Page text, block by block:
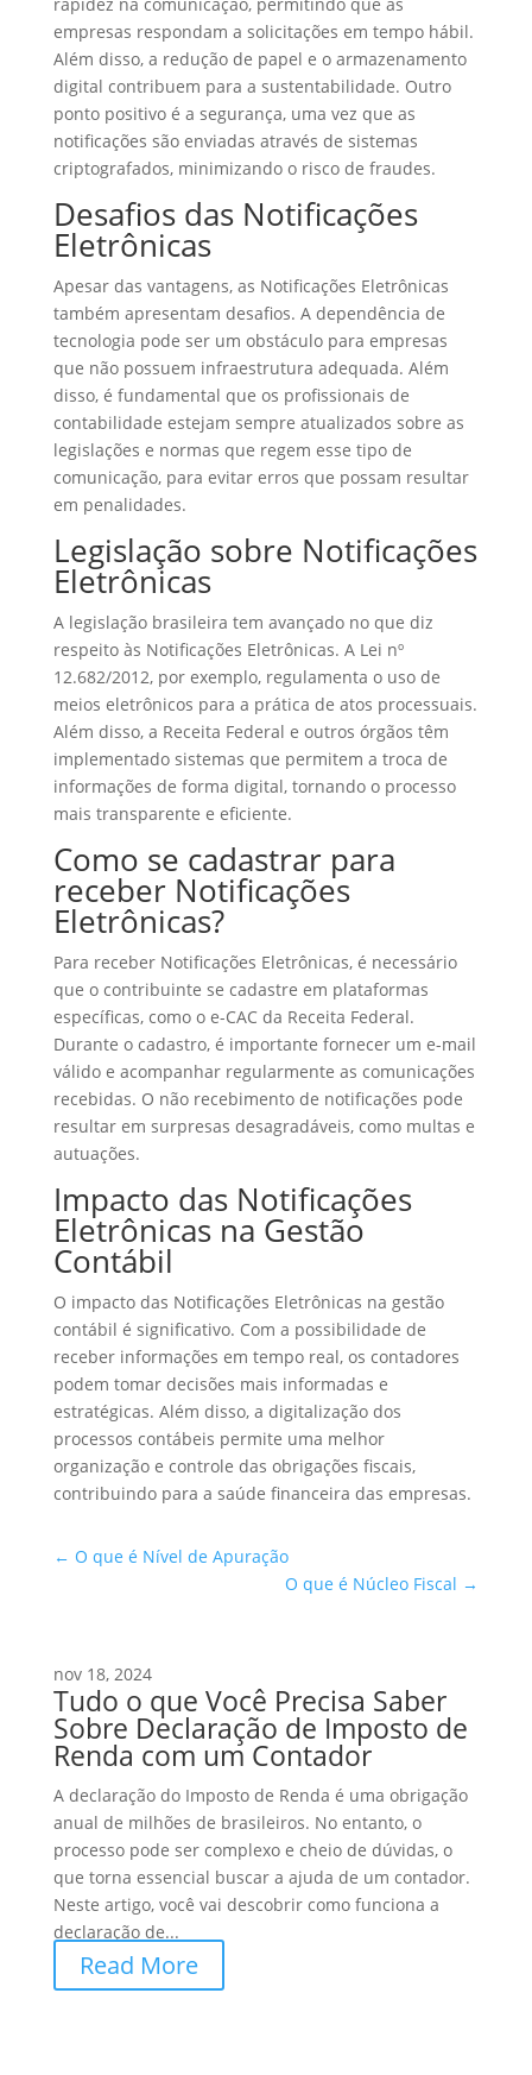
empresas respondam a solicitações em tempo hábil.
Além disso, a redução de papel e o armazenamento
digital contribuem para a sustentabilidade. Outro
ponto positivo é a segurança, uma vez que as
notificações são enviadas através de sistemas
criptografados, minimizando o risco de fraudes.
Desafios das Notificações
Eletrônicas
Apesar das vantagens, as Notificações Eletrônicas
também apresentam desafios. A dependência de
tecnologia pode ser um obstáculo para empresas
que não possuem infraestrutura adequada. Além
disso, é fundamental que os profissionais de
contabilidade estejam sempre atualizados sobre as
legislações e normas que regem esse tipo de
comunicação, para evitar erros que possam resultar
em penalidades.
Legislação sobre Notificações
Eletrônicas
A legislação brasileira tem avançado no que diz
respeito às Notificações Eletrônicas. A Lei nº
12.682/2012, por exemplo, regulamenta o uso de
meios eletrônicos para a prática de atos processuais.
Além disso, a Receita Federal e outros órgãos têm
implementado sistemas que permitem a troca de
informações de forma digital, tornando o processo
mais transparente e eficiente.
Como se cadastrar para
receber Notificações
Eletrônicas?
Para receber Notificações Eletrônicas, é necessário
que o contribuinte se cadastre em plataformas
específicas, como o e-CAC da Receita Federal.
Durante o cadastro, é importante fornecer um e-mail
válido e acompanhar regularmente as comunicações
recebidas. O não recebimento de notificações pode
resultar em surpresas desagradáveis, como multas e
autuações.
Impacto das Notificações
Eletrônicas na Gestão
Contábil
O impacto das Notificações Eletrônicas na gestão
contábil é significativo. Com a possibilidade de
receber informações em tempo real, os contadores
podem tomar decisões mais informadas e
estratégicas. Além disso, a digitalização dos
processos contábeis permite uma melhor
organização e controle das obrigações fiscais,
contribuindo para a saúde financeira das empresas.
← O que é Nível de Apuração
O que é Núcleo Fiscal →
nov 18, 2024
Tudo o que Você Precisa Saber
Sobre Declaração de Imposto de
Renda com um Contador
A declaração do Imposto de Renda é uma obrigação
anual de milhões de brasileiros. No entanto, o
processo pode ser complexo e cheio de dúvidas, o
que torna essencial buscar a ajuda de um contador.
Neste artigo, você vai descobrir como funciona a
declaração de...
Read More